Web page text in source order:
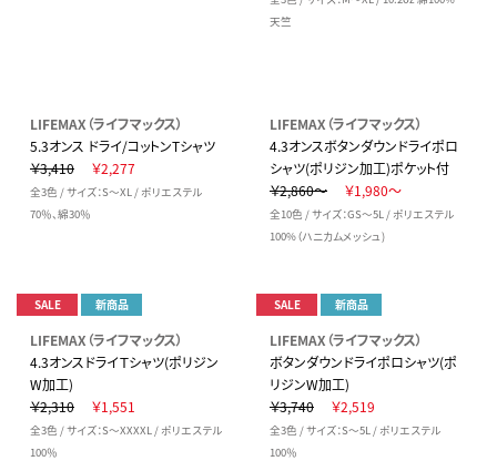
天竺
LIFEMAX（ライフマックス）
5.3オンス ドライ/コットンTシャツ
￥3,410
￥2,277
全3色 / サイズ：S～XL / ポリエステル
70％、綿30％
LIFEMAX（ライフマックス）
4.3オンスボタンダウンドライポロ
シャツ(ポリジン加工)ポケット付
￥2,860～
￥1,980～
全10色 / サイズ：GS～5L / ポリエステル
100%（ハニカムメッシュ)
SALE 新商品
LIFEMAX（ライフマックス）
4.3オンスドライＴシャツ(ポリジン
W加工)
￥2,310
￥1,551
全3色 / サイズ：S～XXXXL / ポリエステル
100％
SALE 新商品
LIFEMAX（ライフマックス）
ボタンダウンドライポロシャツ(ポ
リジンW加工)
￥3,740
￥2,519
全3色 / サイズ：S～5L / ポリエステル
100％